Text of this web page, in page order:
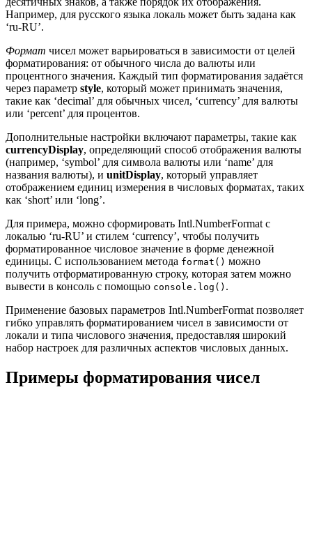
Например, для русского языка локаль может быть задана как
‘ru-RU’.
Формат чисел может варьироваться в зависимости от целей
форматирования: от обычного числа до валюты или
процентного значения. Каждый тип форматирования задаётся
через параметр style, который может принимать значения,
такие как ‘decimal’ для обычных чисел, ‘currency’ для валюты
или ‘percent’ для процентов.
Дополнительные настройки включают параметры, такие как
currencyDisplay, определяющий способ отображения валюты
(например, ‘symbol’ для символа валюты или ‘name’ для
названия валюты), и unitDisplay, который управляет
отображением единиц измерения в числовых форматах, таких
как ‘short’ или ‘long’.
Для примера, можно сформировать Intl.NumberFormat с
локалью ‘ru-RU’ и стилем ‘currency’, чтобы получить
форматированное числовое значение в форме денежной
единицы. С использованием метода format() можно
получить отформатированную строку, которая затем можно
вывести в консоль с помощью console.log() .
Применение базовых параметров Intl.NumberFormat позволяет
гибко управлять форматированием чисел в зависимости от
локали и типа числового значения, предоставляя широкий
набор настроек для различных аспектов числовых данных.
Примеры форматирования чисел